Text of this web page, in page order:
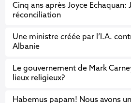
Cinq ans après Joyce Echaquan:
réconciliation
Une ministre créée par l’I.A.
Albanie
Le gouvernement de Mark
lieux religieux?
Habemus papam! Nous avons